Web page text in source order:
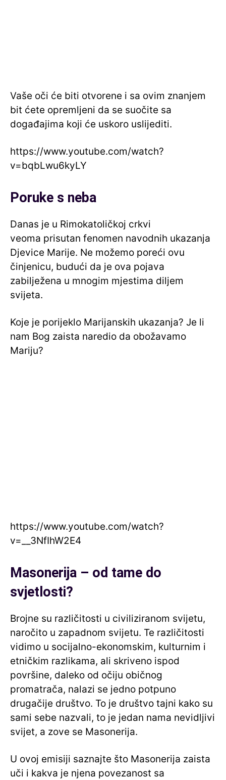
Vaše oči će biti otvorene i sa ovim znanjem
bit ćete opremljeni da se suočite sa
događajima koji će uskoro uslijediti.
https://www.youtube.com/watch?
v=bqbLwu6kyLY
Poruke s neba
Danas je u Rimokatoličkoj crkvi
veoma prisutan fenomen navodnih ukazanja
Djevice Marije. Ne možemo poreći ovu
činjenicu, budući da je ova pojava
zabilježena u mnogim mjestima diljem
svijeta.
Koje je porijeklo Marijanskih ukazanja? Je li
nam Bog zaista naredio da obožavamo
Mariju?
https://www.youtube.com/watch?
v=__3NfIhW2E4
Masonerija – od tame do
svjetlosti?
Brojne su različitosti u civiliziranom svijetu,
naročito u zapadnom svijetu. Te različitosti
vidimo u socijalno-ekonomskim, kulturnim i
etničkim razlikama, ali skriveno ispod
površine, daleko od očiju običnog
promatrača, nalazi se jedno potpuno
drugačije društvo. To je društvo tajni kako su
sami sebe nazvali, to je jedan nama nevidljivi
svijet, a zove se Masonerija.
U ovoj emisiji saznajte što Masonerija zaista
uči i kakva je njena povezanost sa